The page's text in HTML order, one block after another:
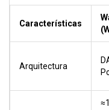
Características
Arquitectura